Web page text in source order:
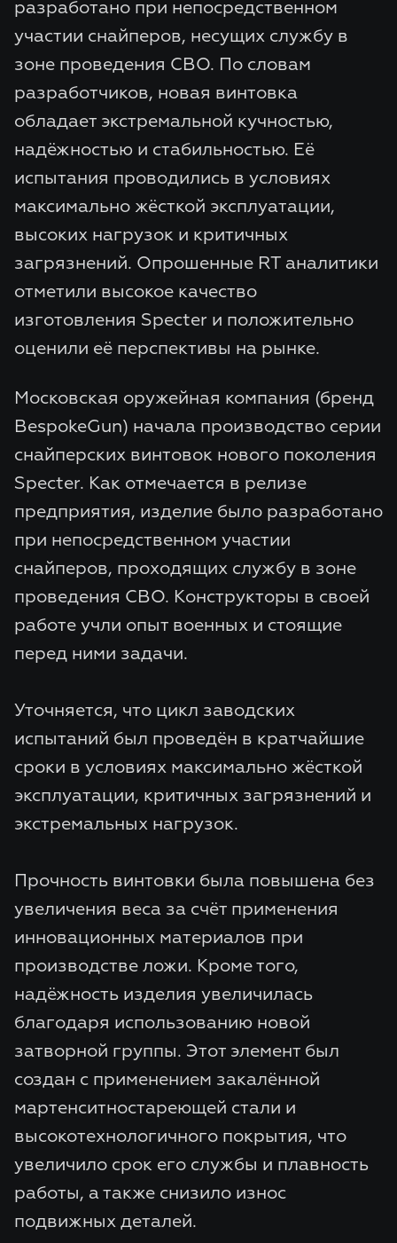
разработано при непосредственном
участии снайперов, несущих службу в
зоне проведения СВО. По словам
разработчиков, новая винтовка
обладает экстремальной кучностью,
надёжностью и стабильностью. Её
испытания проводились в условиях
максимально жёсткой эксплуатации,
высоких нагрузок и критичных
загрязнений. Опрошенные RT аналитики
отметили высокое качество
изготовления Specter и положительно
оценили её перспективы на рынке.
Московская оружейная компания (бренд
BespokeGun) начала производство серии
снайперских винтовок нового поколения
Specter. Как отмечается в релизе
предприятия, изделие было разработано
при непосредственном участии
снайперов, проходящих службу в зоне
проведения СВО. Конструкторы в своей
работе учли опыт военных и стоящие
перед ними задачи.
Уточняется, что цикл заводских
испытаний был проведён в кратчайшие
сроки в условиях максимально жёсткой
эксплуатации, критичных загрязнений и
экстремальных нагрузок.
Прочность винтовки была повышена без
увеличения веса за счёт применения
инновационных материалов при
производстве ложи. Кроме того,
надёжность изделия увеличилась
благодаря использованию новой
затворной группы. Этот элемент был
создан с применением закалённой
мартенситностареющей стали и
высокотехнологичного покрытия, что
увеличило срок его службы и плавность
работы, а также снизило износ
подвижных деталей.